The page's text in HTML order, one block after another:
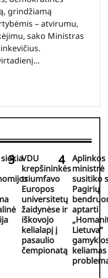
grindžiamą
– atvirumu,
sako Ministras
VDU
krepšininkės
triumfavo
Europos
universitetų
žaidynėse ir
iškovojo
kelialapį į
pasaulio
čempionatą
Aplinkos
ministrė
susitiko
Pagirių
aptarti
Lietuva“
keliamas